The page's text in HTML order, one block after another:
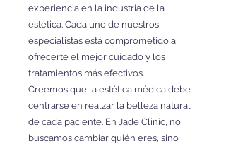
experiencia en la industria de la
estética. Cada uno de nuestros
especialistas está comprometido a
ofrecerte el mejor cuidado y los
tratamientos más efectivos.
Creemos que la estética médica debe
centrarse en realzar la belleza natural
de cada paciente. En Jade Clinic, no
buscamos cambiar quién eres, sino